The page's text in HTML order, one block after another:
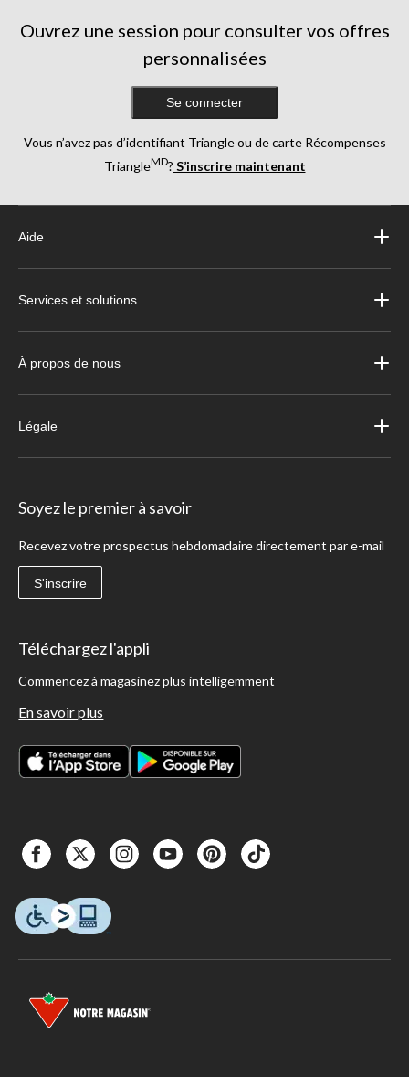
Ouvrez une session pour consulter vos offres
personnalisées
Se connecter
Vous n’avez pas d’identifiant Triangle ou de carte Récompenses
TriangleMD? S’inscrire maintenant
Aide
Services et solutions
À propos de nous
Légale
Soyez le premier à savoir
Recevez votre prospectus hebdomadaire directement par e-mail
S'inscrire
Téléchargez l'appli
Commencez à magasinez plus intelligemment
En savoir plus